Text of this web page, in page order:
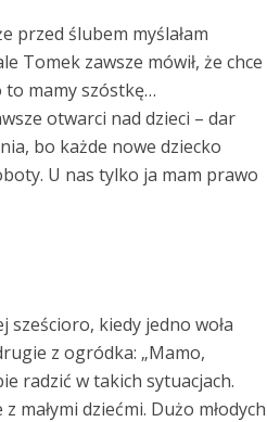
przed ślubem myślałam
Tomek zawsze mówił, że chce
mamy szóstkę…
otwarci nad dzieci – dar
bo każde nowe dziecko
U nas tylko ja mam prawo
sześcioro, kiedy jedno woła
z ogródka: „Mamo,
radzić w takich sytuacjach.
małymi dziećmi. Dużo młodych